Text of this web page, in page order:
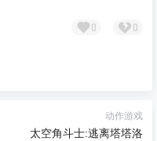
0 0
动作游戏
太空角斗士:逃离塔塔洛